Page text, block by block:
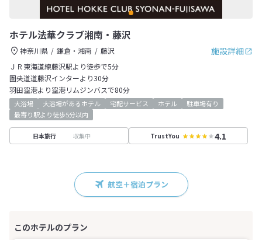
ホテル法華クラブ湘南・藤沢
施設詳細
神奈川県 鎌倉・湘南
藤沢
ＪＲ東海道線藤沢駅より徒歩で5分
圏央道道藤沢インターより30分
羽田空港より空港リムジンバスで80分
大浴場 大浴場があるホテル 宅配サービス ホテル
駐車場有り
最寄り駅より徒歩5分以内
日本旅行 収集中 TrustYou 4.1
航空＋宿泊プラン